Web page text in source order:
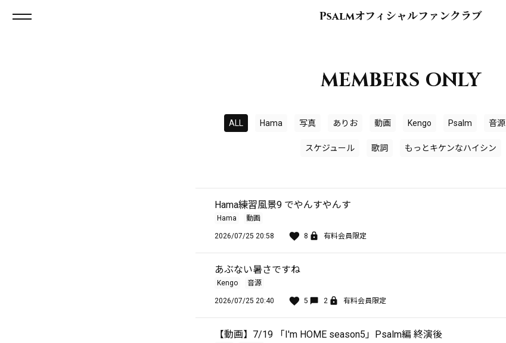
Psalmオフィシャルファンクラブ
MEMBERS ONLY
ALL Hama 写真 ありお 動画 Kengo Psalm 音源
スケジュール 歌詞 もっとキケンなハイシン
Hama練習風景9 でやんすやんす
Hama 動画
2026/07/25 20:58 8 有料会員限定
あぶない暑さですね
Kengo 音源
2026/07/25 20:40 5 2 有料会員限定
【動画】7/19 「I'm HOME season5」Psalm編 終演後